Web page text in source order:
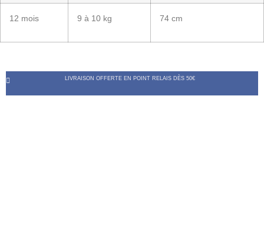
12 mois 9 à 10 kg 74 cm
LIVRAISON OFFERTE EN POINT RELAIS DÈS 50€